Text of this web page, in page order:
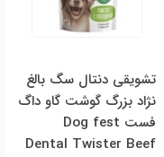
تشویقی دنتال سگ بالغ
نژاد بزرگ گوشت گاو داگ
فست Dog fest
Dental Twister Beef